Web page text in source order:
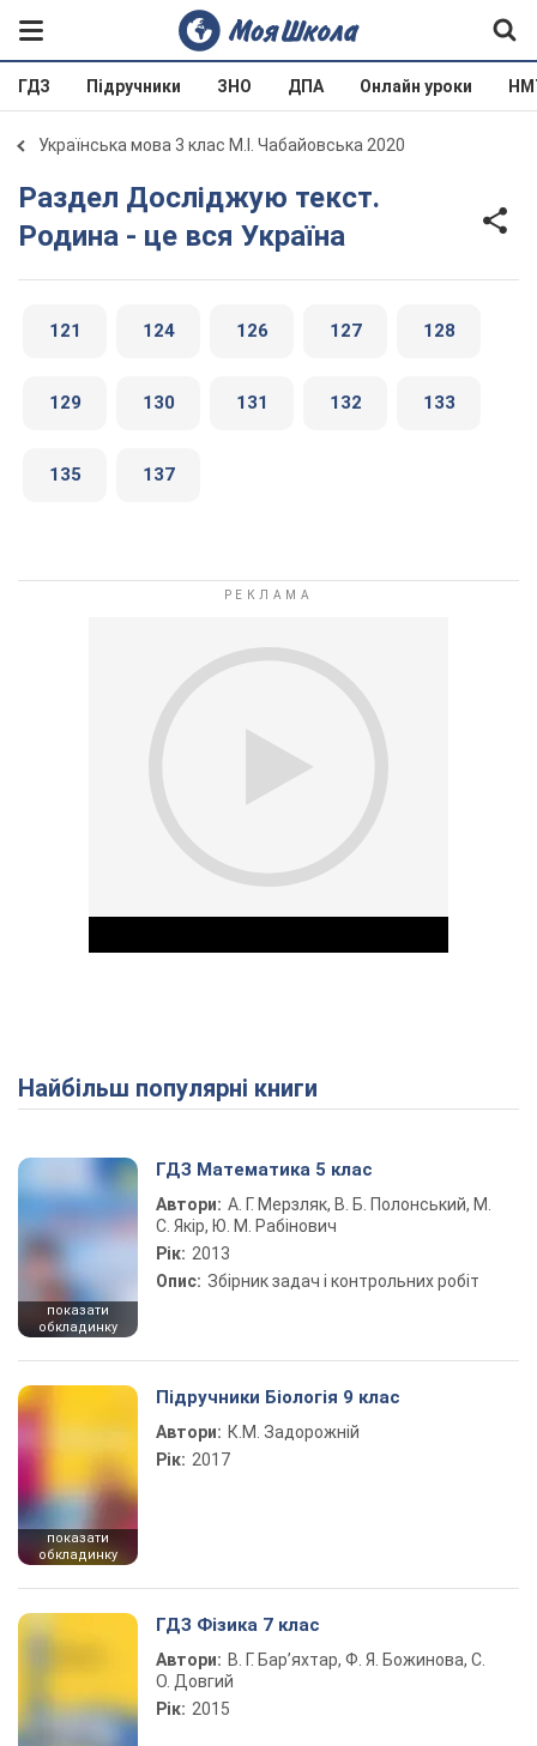
ГДЗ Підручники ЗНО ДПА Онлайн уроки
Українська мова 3 клас М.І. Чабайовська 2020
Раздел Досліджую текст.
Родина - це вся Україна
121 124 126 127 128
129 130 131 132 133
135 137
Play Video
Найбільш популярні книги
показати
обкладинку
ГДЗ Математика 5 клас
Автори: А. Г. Мерзляк, В. Б. Полонський, М.
С. Якір, Ю. М. Рабінович
Рік: 2013
Опис: Збірник задач і контрольних робіт
показати
обкладинку
Підручники Біологія 9 клас
Автори: К.М. Задорожній
Рік: 2017
ГДЗ Фізика 7 клас
Автори: В. Г. Бар’яхтар, Ф. Я. Божинова, С.
О. Довгий
Рік: 2015